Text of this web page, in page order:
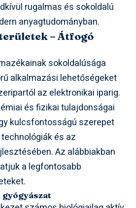
rugalmas és sokoldalú
anyagtudományban.
– Átfogó
sokoldalúsága
alkalmazási lehetőségeket
az elektronikai iparig.
és fizikai tulajdonságai
kulcsfontosságú szerepet
és az
Az alábbiakban
a legfontosabb
gyógyászat